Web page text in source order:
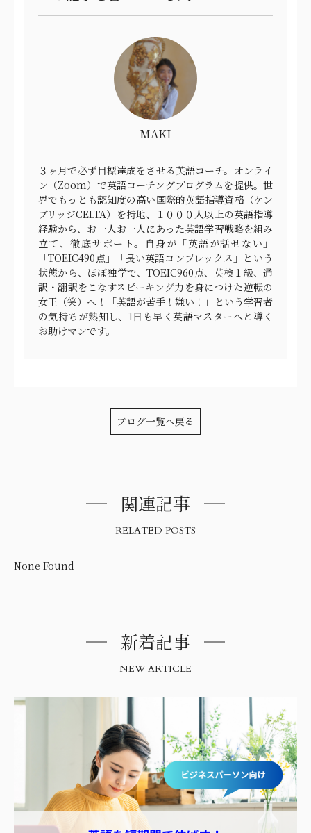
MAKI
３ヶ月で必ず目標達成をさせる英語コーチ。オンライ
ン（Zoom）で英語コーチングプログラムを提供。世
界でもっとも認知度の高い国際的英語指導資格（ケン
ブリッジCELTA）を持地、１０００人以上の英語指導
経験から、お一人お一人にあった英語学習戦略を組み
立て、徹底サポート。自身が「英語が話せない」
「TOEIC490点」「長い英語コンプレックス」という
状態から、ほぼ独学で、TOEIC960点、英検１級、通
訳・翻訳をこなすスピーキング力を身につけた逆転の
女王（笑）へ！「英語が苦手！嫌い！」という学習者
の気持ちが熟知し、1日も早く英語マスターへと導く
お助けマンです。
ブログ一覧へ戻る
関連記事
RELATED POSTS
None Found
新着記事
NEW ARTICLE